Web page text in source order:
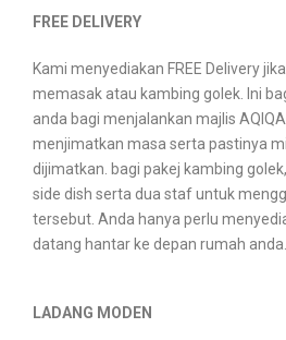
FREE DELIVERY
Kami menyediakan FREE Delivery
memasak atau kambing golek. Ini
anda bagi menjalankan majlis
menjimatkan masa serta pastinya
dijimatkan. bagi pakej kambing
side dish serta dua staf untuk
tersebut. Anda hanya perlu
datang hantar ke depan rumah
LADANG MODEN